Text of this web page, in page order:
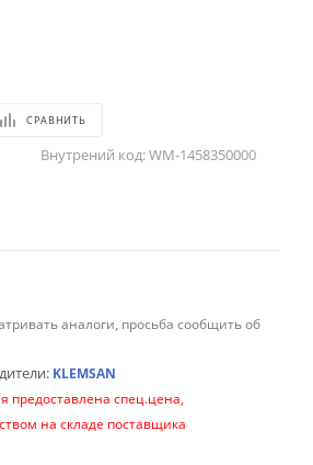
СРАВНИТЬ
Внутрений код:WM-1458350000
аналоги, просьба сообщить об
KLEMSAN
предоставлена спец.цена,
на складе поставщика